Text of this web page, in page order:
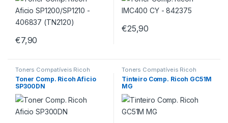
€7,90
€25,90
Toners Compatíveis Ricoh
Toner Comp. Ricoh Aficio
SP300DN
Toners Compatíveis Ricoh
Tinteiro Comp. Ricoh GC51M
MG